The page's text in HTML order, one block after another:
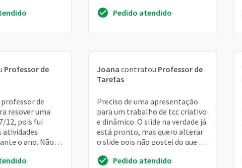
depressão....
esquematicos
Pedido atendido
Professor de
de
resover uma
12, pois fui
atividades
o ano. Não
de...
Joana contratou Professor de
Tarefas
Preciso de uma apresentação
para um trabalho de tcc criativo
e dinâmico. O slide na verdade já
está pronto, mas quero alterar
o slide pois não gostei do que foi
Pedido atendido